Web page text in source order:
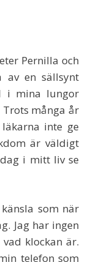
Pernilla och
av en sällsynt
i mina lungor
många år
inte ge
är väldigt
i mitt liv se
som när
Jag har ingen
klockan är.
telefon som